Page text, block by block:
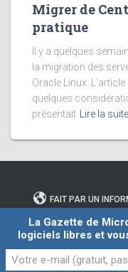
Migrer de
pratique
Il y a quelques
la migration des
Oracle Linux.
quelques
présentait
Lire la suite
FAIT PAR UN
Hestia |
La Gazette de
logiciels libres et